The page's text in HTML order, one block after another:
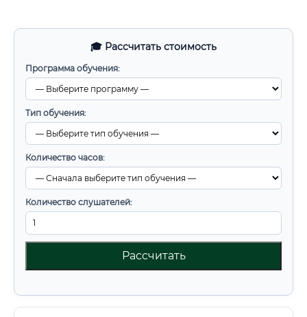
🎓 Рассчитать стоимость
Программа обучения:
Тип обучения:
Количество часов:
Количество слушателей:
Рассчитать